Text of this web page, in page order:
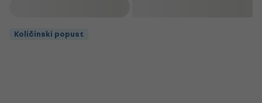
Količinski popust